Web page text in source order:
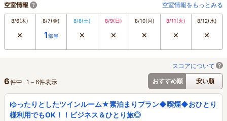
空室情報 空室情報をもっとみる
8/6(木)
×
8/7(金)
1部屋
8/8(土)
×
8/9(日)
×
8/10(月)
×
8/11(火)
×
8/12(水)
×
スコアについて
おすすめ順
安い順
6件中 1 ～6件表示
ゆったりとしたツインルーム★素泊まりプラン◆喫煙◆おひとり
様利用でもOK！！ビジネス＆ひとり旅◎